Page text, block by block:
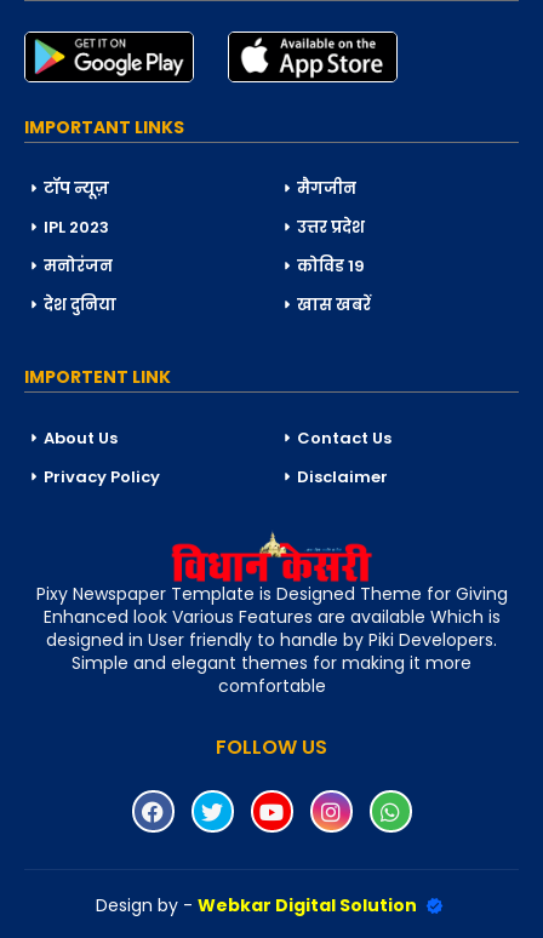
IMPORTANT LINKS
टॉप न्यूज़
मैगजीन
IPL 2023
उत्तर प्रदेश
मनोरंजन
कोविड 19
देश दुनिया
खास खबरें
IMPORTENT LINK
About Us
Contact Us
Privacy Policy
Disclaimer
Pixy Newspaper Template is Designed Theme for Giving
Enhanced look Various Features are available Which is
designed in User friendly to handle by Piki Developers.
Simple and elegant themes for making it more
comfortable
FOLLOW US
Design by - Webkar Digital Solution